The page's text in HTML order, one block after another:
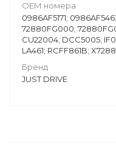
ОЕМ номера
0986AF5171;
72880FG000;
CU22004; DCC5005;
LA461; RCFF861B;
Бренд
JUST DRIVE